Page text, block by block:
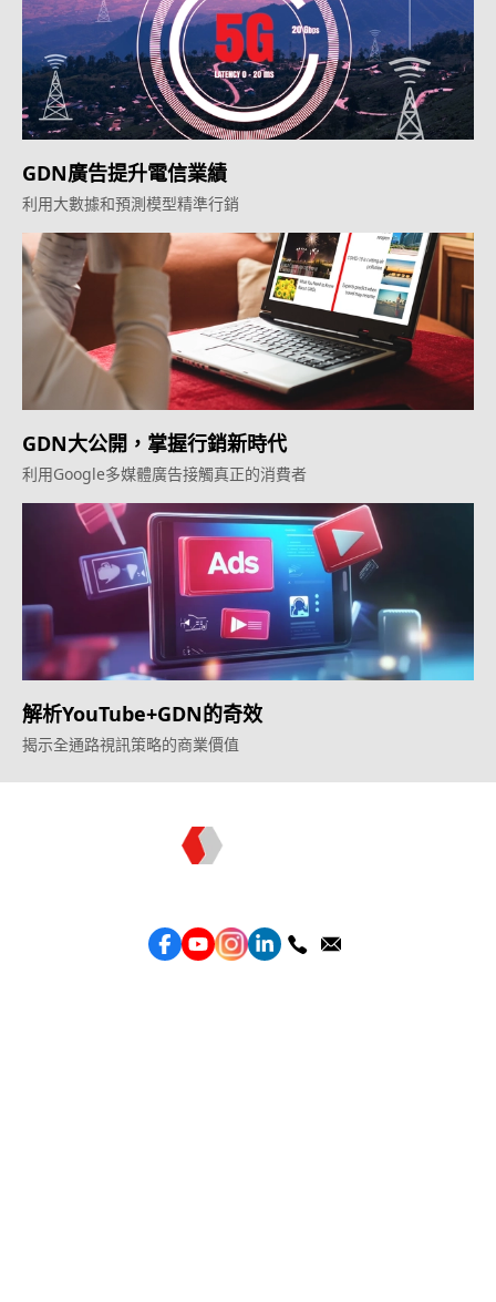
GDN廣告提升電信業績
利用大數據和預測模型精準行銷
GDN大公開，掌握行銷新時代
利用Google多媒體廣告接觸真正的消費者
解析YouTube+GDN的奇效
揭示全通路視訊策略的商業價值